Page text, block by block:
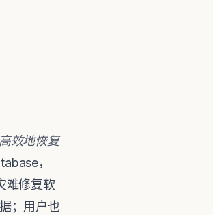
高效地恢复
，
难修复软
；用户也